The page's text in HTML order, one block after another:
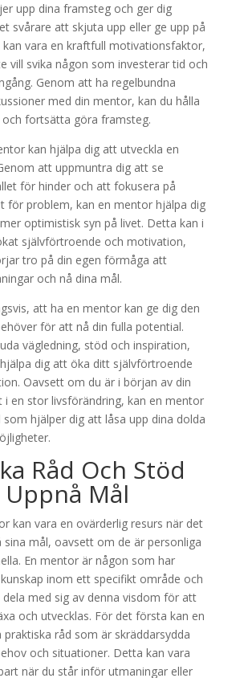
upp dina framsteg och ger dig
svårare att skjuta upp eller ge upp på
kan vara en kraftfull motivationsfaktor,
vill svika någon som investerar tid och
Genom att ha regelbundna
med din mentor, kan du hålla
fortsätta göra framsteg.
kan hjälpa dig att utveckla en
att uppmuntra dig att se
för hinder och att fokusera på
för problem, kan en mentor hjälpa dig
optimistisk syn på livet. Detta kan i
självförtroende och motivation,
tro på din egen förmåga att
och nå dina mål.
att ha en mentor kan ge dig den
för att nå din fulla potential.
vägledning, stöd och inspiration,
dig att öka ditt självförtroende
Oavsett om du är i början av din
i en stor livsförändring, kan en mentor
som hjälper dig att låsa upp dina dolda
Råd Och Stöd
Mål
kan vara en ovärderlig resurs när det
sina mål, oavsett om de är personliga
En mentor är någon som har
inom ett specifikt område och
med sig av denna visdom för att
och utvecklas. För det första kan en
råd som är skräddarsydda
och situationer. Detta kan vara
när du står inför utmaningar eller